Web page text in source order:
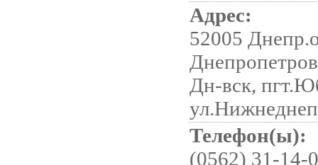
Адрес:
52005
Дн-вск,
Телефон(ы):
(0562) 31-14-